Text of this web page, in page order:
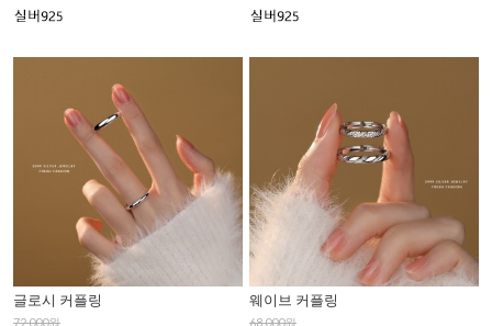
글로시 커플링
72,000원
웨이브 커플링
68,000원